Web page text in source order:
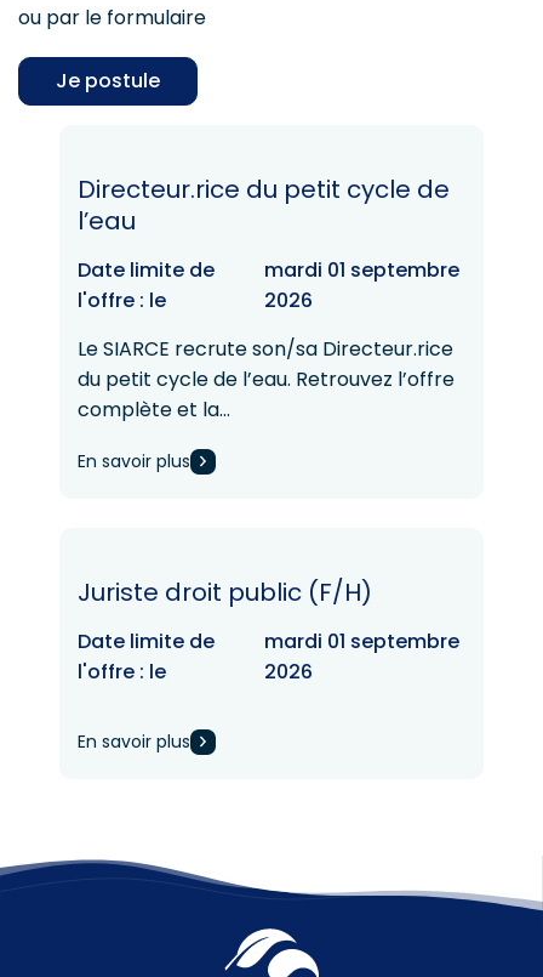
ou par le formulaire
Je postule
Directeur.rice du petit cycle de
l’eau
Date limite de
l'offre : le
mardi 01 septembre
2026
Le SIARCE recrute son/sa Directeur.rice
du petit cycle de l’eau. Retrouvez l’offre
complète et la…
En savoir plus
Juriste droit public (F/H)
Date limite de
l'offre : le
mardi 01 septembre
2026
En savoir plus